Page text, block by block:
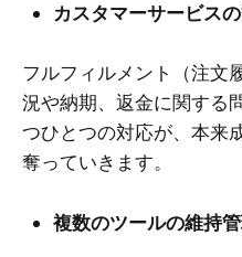
カスタマーサービス
フルフィルメント（注文
況や納期、返金に関する
つひとつの対応が、本来
奪っていきます。
複数のツールの維持